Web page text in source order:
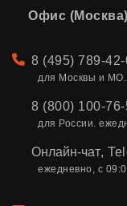
Офис
Телефон
8 (495) 789-
для Москвы и МО.
8 (800) 100-
для России.
Онлайн-чат,
ежедневно, с